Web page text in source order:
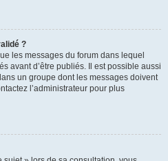
?
les messages du forum dans lequel
avant d’être publiés. Il est possible aussi
un groupe dont les messages doivent
l’administrateur pour plus